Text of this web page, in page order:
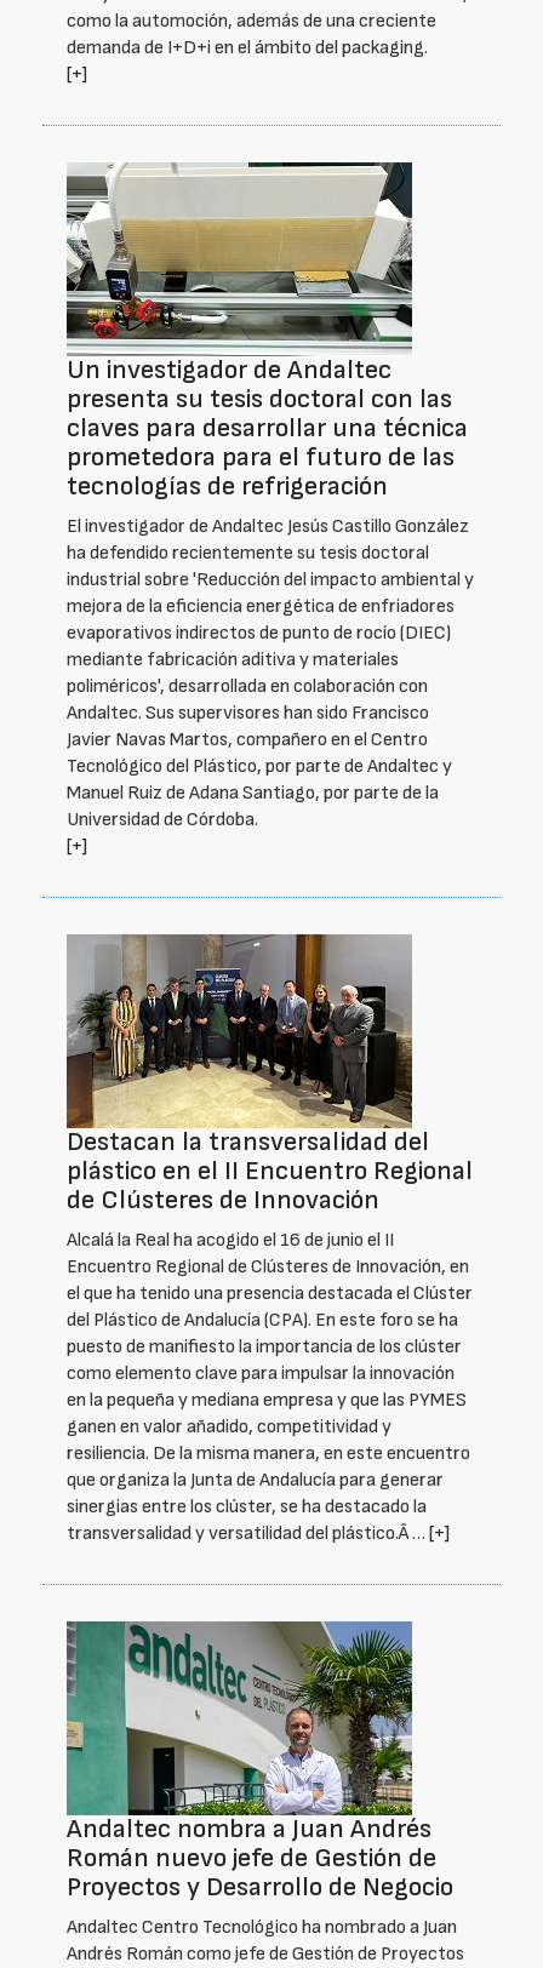
como la automoción, además de una creciente
demanda de I+D+i en el ámbito del packaging.
[+]
Un investigador de Andaltec
presenta su tesis doctoral con las
claves para desarrollar una técnica
prometedora para el futuro de las
tecnologías de refrigeración
El investigador de Andaltec Jesús Castillo González
ha defendido recientemente su tesis doctoral
industrial sobre 'Reducción del impacto ambiental y
mejora de la eficiencia energética de enfriadores
evaporativos indirectos de punto de rocío (DIEC)
mediante fabricación aditiva y materiales
poliméricos', desarrollada en colaboración con
Andaltec. Sus supervisores han sido Francisco
Javier Navas Martos, compañero en el Centro
Tecnológico del Plástico, por parte de Andaltec y
Manuel Ruiz de Adana Santiago, por parte de la
Universidad de Córdoba.
[+]
Destacan la transversalidad del
plástico en el II Encuentro Regional
de Clústeres de Innovación
Alcalá la Real ha acogido el 16 de junio el II
Encuentro Regional de Clústeres de Innovación, en
el que ha tenido una presencia destacada el Clúster
del Plástico de Andalucía (CPA). En este foro se ha
puesto de manifiesto la importancia de los clúster
como elemento clave para impulsar la innovación
en la pequeña y mediana empresa y que las PYMES
ganen en valor añadido, competitividad y
resiliencia. De la misma manera, en este encuentro
que organiza la Junta de Andalucía para generar
sinergias entre los clúster, se ha destacado la
transversalidad y versatilidad del plástico.Â … [+]
Andaltec nombra a Juan Andrés
Román nuevo jefe de Gestión de
Proyectos y Desarrollo de Negocio
Andaltec Centro Tecnológico ha nombrado a Juan
Andrés Román como jefe de Gestión de Proyectos